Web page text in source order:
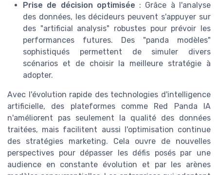
Prise de décision optimisée : Grâce à l'analyse
des données, les décideurs peuvent s'appuyer sur
des "artificial analysis" robustes pour prévoir les
performances futures. Des "panda modèles"
sophistiqués permettent de simuler divers
scénarios et de choisir la meilleure stratégie à
adopter.
Avec l'évolution rapide des technologies d'intelligence
artificielle, des plateformes comme Red Panda IA
n'améliorent pas seulement la qualité des données
traitées, mais facilitent aussi l'optimisation continue
des stratégies marketing. Cela ouvre de nouvelles
perspectives pour dépasser les défis posés par une
audience en constante évolution et par les arènes